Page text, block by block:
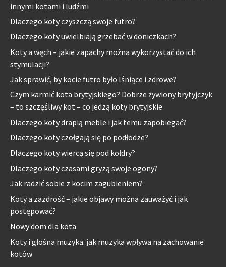
innymi kotami i ludźmi
Dlaczego koty czyszczą swoje futro?
Dlaczego koty uwielbiają grzebać w doniczkach?
Koty a węch – jakie zapachy można wykorzystać do ich
stymulacji?
Jak sprawić, by kocie futro było lśniące i zdrowe?
Czym karmić kota brytyjskiego? Dobrze żywiony brytyjczyk
– to szczęśliwy kot – co jedzą koty brytyjskie
Dlaczego koty drapią meble i jak temu zapobiegać?
Dlaczego koty czołgają się po podłodze?
Dlaczego koty wiercą się pod kołdry?
Dlaczego koty czasami gryzą swoje ogony?
Jak radzić sobie z kocim zagubieniem?
Koty a zazdrość – jakie objawy można zauważyć i jak
postępować?
Nowy dom dla kota
Koty i głośna muzyka: jak muzyka wpływa na zachowanie
kotów